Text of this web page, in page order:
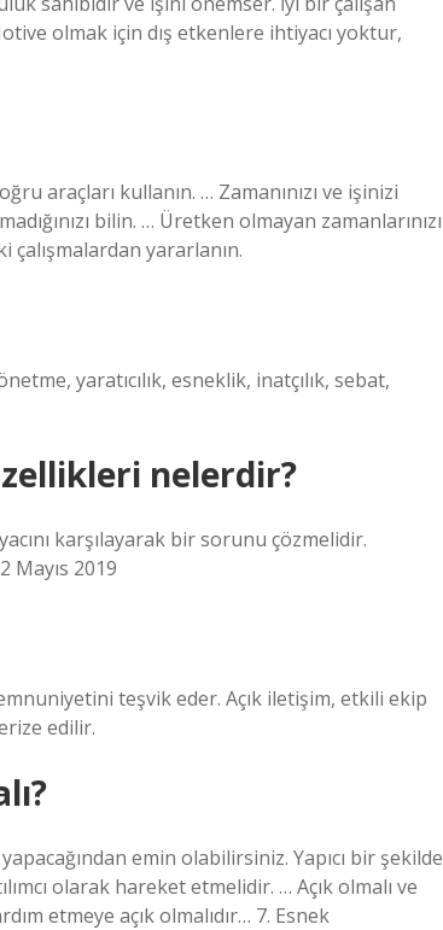
olmak için dış etkenlere ihtiyacı yoktur,
araçları kullanın. … Zamanınızı ve işinizi
bilin. … Üretken olmayan zamanlarınızı
yararlanın.
yaratıcılık, esneklik, inatçılık, sebat,
nelerdir?
karşılayarak bir sorunu çözmelidir.
Mayıs 2019
teşvik eder. Açık iletişim, etkili ekip
edilir.
emin olabilirsiniz. Yapıcı bir şekilde
olarak hareket etmelidir. … Açık olmalı ve
etmeye açık olmalıdır… 7. Esnek